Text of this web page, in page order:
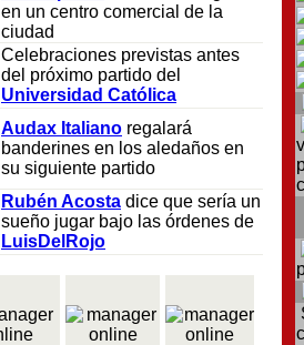
en un centro comercial de la
ciudad
Celebraciones previstas antes
del próximo partido del
Universidad Católica
Audax Italiano regalará
banderines en los aledaños en
su siguiente partido
Rubén Acosta dice que sería un
sueño jugar bajo las órdenes de
LuisDelRojo